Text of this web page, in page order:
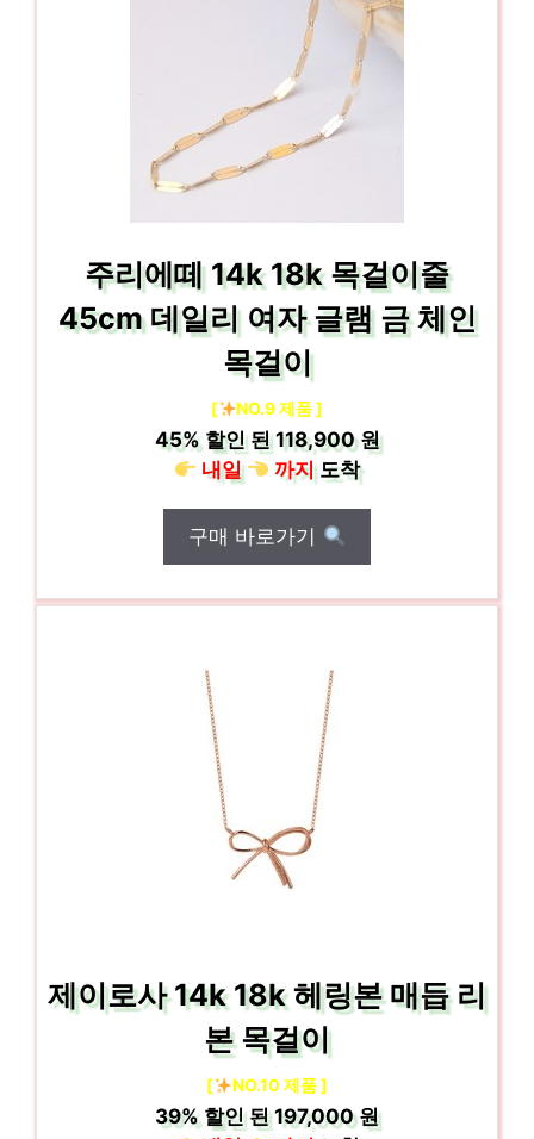
주리에떼 14k 18k 목걸이줄
45cm 데일리 여자 글램 금 체인
목걸이
[ NO.9 제품 ]
45%할인 된118,900 원
내일
까지도착
구매 바로가기
제이로사 14k 18k 헤링본 매듭 리
본 목걸이
[ NO.10 제품 ]
39%할인 된197,000 원